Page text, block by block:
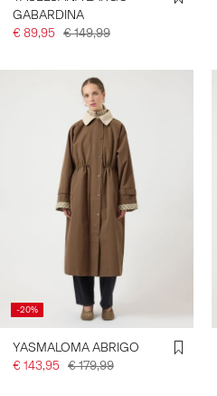
GABARDINA
€ 89,95 € 149,99
-20%
YASMALOMA ABRIGO
€ 143,95 € 179,99